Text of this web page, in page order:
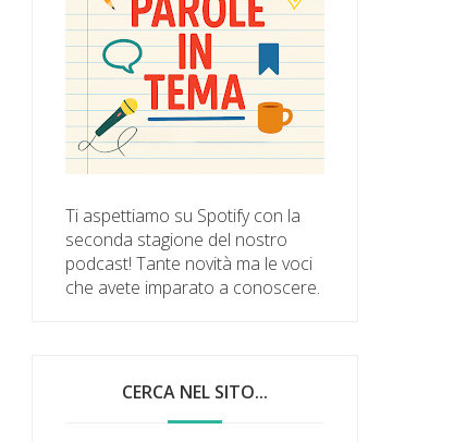
Ti aspettiamo su Spotify con la
seconda stagione del nostro
podcast! Tante novità ma le voci
che avete imparato a conoscere.
CERCA NEL SITO...